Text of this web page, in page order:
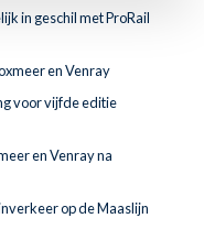
in geschil met ProRail
en Venray
voor vijfde editie
en Venray na
op de Maaslijn